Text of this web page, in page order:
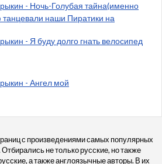
- Ночь-Голубая тайна(именно
танцевали наши Пиратики на
- Я буду долго гнать велосипед
- Ангел мой
с произведениями самых популярных
не только русские, но также
а также англоязычные авторы. В их